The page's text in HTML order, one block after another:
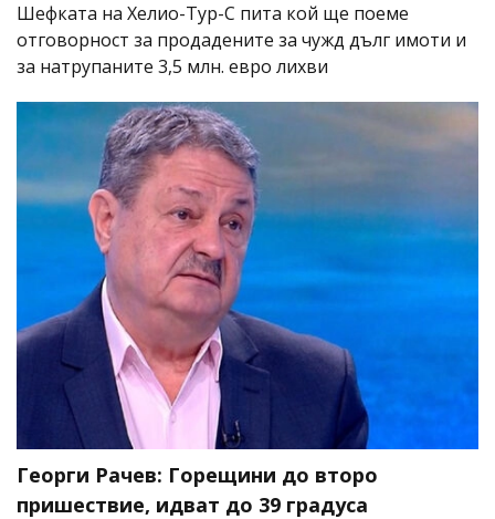
Шефката на Хелио-Тур-С пита кой ще поеме
отговорност за продадените за чужд дълг имоти и
за натрупаните 3,5 млн. евро лихви
Георги Рачев: Горещини до второ
пришествие, идват до 39 градуса